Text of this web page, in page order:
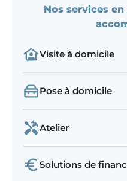
Nos services
Visite à domicile
Pose à domicile
Atelier
Solutions de